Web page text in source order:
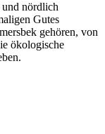
nördlich
Gutes
gehören, von
ökologische